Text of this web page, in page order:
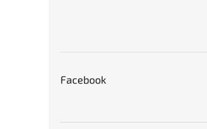
Facebook